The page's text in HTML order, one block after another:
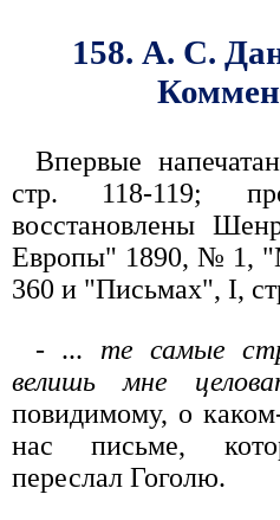
158. А. С.
Впервые
стр. 118-119;
восстановлены
Европы" 1890, № 1,
360 и "Письмах", I,
- ... те самые
велишь мне
повидимому, о
нас письме,
переслал Гоголю.